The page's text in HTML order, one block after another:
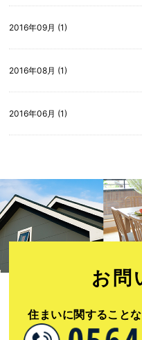
2016年09月 (1)
2016年08月 (1)
2016年06月 (1)
お問
住まいに関すること